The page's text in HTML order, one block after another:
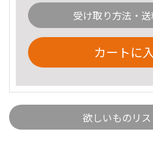
受け取り方法・
カートに
欲しいものリ